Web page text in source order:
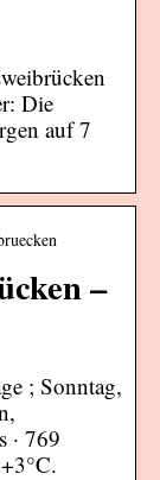
Die
auf 7
–
; Sonntag,
· 769